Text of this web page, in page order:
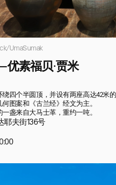
UmaSumak
素福贝·贾米
四个半圆顶，并设有两座高达42米的
图案和《古兰经》经文为主。
盏来自大马士革，重约一吨。
耶夫街136号